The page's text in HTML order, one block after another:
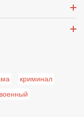
криминал
военный